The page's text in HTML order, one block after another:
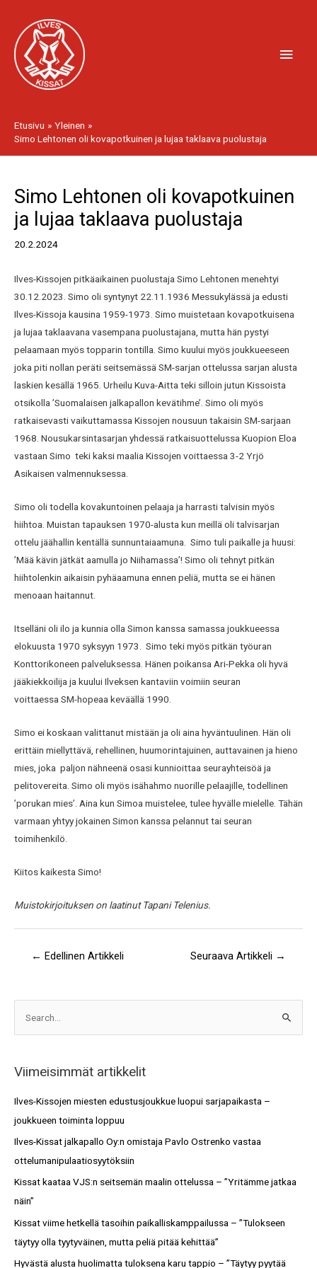
sisältöön
Etusivu
Yleinen
Simo Lehtonen oli kovapotkuinen ja lujaa taklaava puolustaja
Simo Lehtonen oli kovapotkuinen
ja lujaa taklaava puolustaja
20.2.2024
Ilves-Kissojen pitkäaikainen puolustaja Simo Lehtonen menehtyi
30.12.2023. Simo oli syntynyt 22.11.1936 Messukylässä ja edusti
Ilves-Kissoja kausina 1959-1973. Simo muistetaan kovapotkuisena
ja lujaa taklaavana vasempana puolustajana, mutta hän pystyi
pelaamaan myös topparin tontilla. Simo kuului myös joukkueeseen
joka piti nollan peräti seitsemässä SM-sarjan ottelussa sarjan alusta
laskien kesällä 1965. Urheilu Kuva-Aitta teki silloin jutun Kissoista
otsikolla ’Suomalaisen jalkapallon kevätihme’. Simo oli myös
ratkaisevasti vaikuttamassa Kissojen nousuun takaisin SM-sarjaan
1968. Nousukarsintasarjan yhdessä ratkaisuottelussa Kuopion Eloa
vastaan Simo teki kaksi maalia Kissojen voittaessa 3-2 Yrjö
Asikaisen valmennuksessa.
Simo oli todella kovakuntoinen pelaaja ja harrasti talvisin myös
hiihtoa. Muistan tapauksen 1970-alusta kun meillä oli talvisarjan
ottelu jäähallin kentällä sunnuntaiaamuna. Simo tuli paikalle ja huusi:
’Mää kävin jätkät aamulla jo Niihamassa’! Simo oli tehnyt pitkän
hiihtolenkin aikaisin pyhäaamuna ennen peliä, mutta se ei hänen
menoaan haitannut.
Itselläni oli ilo ja kunnia olla Simon kanssa samassa joukkueessa
elokuusta 1970 syksyyn 1973. Simo teki myös pitkän työuran
Konttorikoneen palveluksessa. Hänen poikansa Ari-Pekka oli hyvä
jääkiekkoilija ja kuului Ilveksen kantaviin voimiin seuran
voittaessa SM-hopeaa keväällä 1990.
Simo ei koskaan valittanut mistään ja oli aina hyväntuulinen. Hän oli
erittäin miellyttävä, rehellinen, huumorintajuinen, auttavainen ja hieno
mies, joka paljon nähneenä osasi kunnioittaa seurayhteisöä ja
pelitovereita. Simo oli myös isähahmo nuorille pelaajille, todellinen
’porukan mies’. Aina kun Simoa muistelee, tulee hyvälle mielelle. Tähän
varmaan yhtyy jokainen Simon kanssa pelannut tai seuran
toimihenkilö.
Kiitos kaikesta Simo!
Muistokirjoituksen on laatinut Tapani Telenius.
selaus
← Edellinen Artikkeli Seuraava Artikkeli →
c
h
Viimeisimmät artikkelit
Ilves-Kissojen miesten edustusjoukkue luopui sarjapaikasta –
joukkueen toiminta loppuu
Ilves-Kissat jalkapallo Oy:n omistaja Pavlo Ostrenko vastaa
ottelumanipulaatiosyytöksiin
Kissat kaataa VJS:n seitsemän maalin ottelussa – ”Yritämme jatkaa
näin”
Kissat viime hetkellä tasoihin paikalliskamppailussa – ”Tulokseen
täytyy olla tyytyväinen, mutta peliä pitää kehittää”
Hyvästä alusta huolimatta tuloksena karu tappio – ”Täytyy pyytää
i
t
o
t